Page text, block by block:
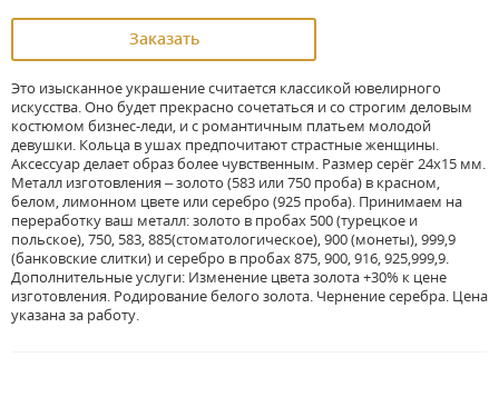
Заказать
Это изысканное украшение считается классикой ювелирного
искусства. Оно будет прекрасно сочетаться и со строгим деловым
костюмом бизнес-леди, и с романтичным платьем молодой
девушки. Кольца в ушах предпочитают страстные женщины.
Аксессуар делает образ более чувственным. Размер серёг 24х15 мм.
Металл изготовления – золото (583 или 750 проба) в красном,
белом, лимонном цвете или серебро (925 проба). Принимаем на
переработку ваш металл: золото в пробах 500 (турецкое и
польское), 750, 583, 885(стоматологическое), 900 (монеты), 999,9
(банковские слитки) и серебро в пробах 875, 900, 916, 925,999,9.
Дополнительные услуги: Изменение цвета золота +30% к цене
изготовления. Родирование белого золота. Чернение серебра. Цена
указана за работу.